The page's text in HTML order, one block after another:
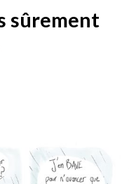
sûrement